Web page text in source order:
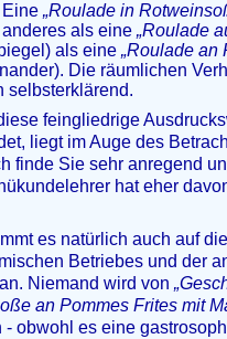
„Roulade in
als eine „Roulade
als eine „Roulade an
Die räumlichen
selbsterklärend.
feingliedrige
liegt im Auge des
finde Sie sehr anregend
hat eher
es natürlich auch auf
Betriebes und der
Niemand wird von
an Pommes Frites mit
- obwohl es eine